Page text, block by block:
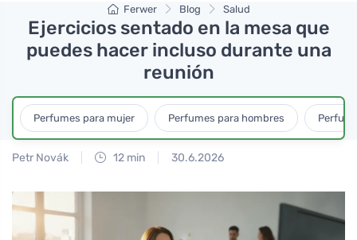
Ferwer Blog Salud
Ejercicios sentado en la mesa que
puedes hacer incluso durante una
reunión
Perfumes para mujer Perfumes para hombres
Petr Novák 12 min 30.6.2026